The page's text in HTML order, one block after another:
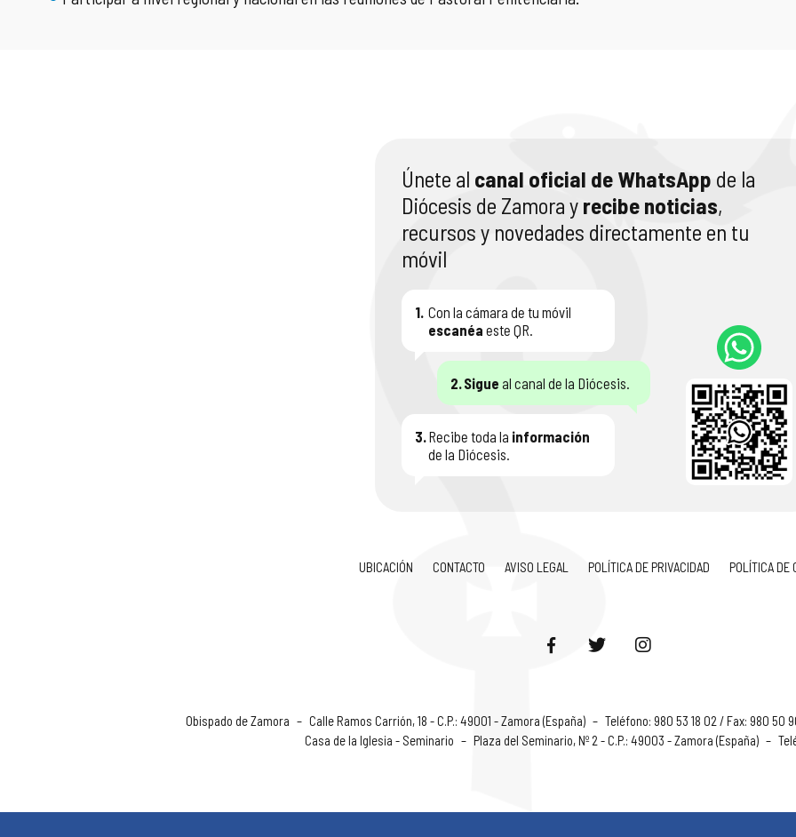
Únete al canal oficial de WhatsApp de la
Diócesis de Zamora y recibe noticias,
recursos y novedades directamente en tu
móvil
1. Con la cámara de tu móvil
escanéa este QR.
2.Sigue al canal de la Diócesis.
3.Recibe toda la información
de la Diócesis.
UBICACIÓN CONTACTO AVISO LEGAL POLÍTICA DE PRIVACIDAD POLÍTICA DE
Obispado de Zamora – Calle Ramos Carrión, 18 - C.P.: 49001 - Zamora (España) – Teléfono: 980 53 18 02 / Fax: 980 50
Casa de la Iglesia - Seminario – Plaza del Seminario, Nº 2 - C.P.: 49003 - Zamora (España) –